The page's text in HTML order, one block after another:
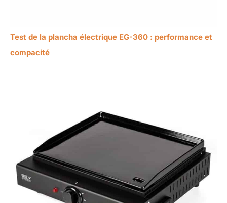
Test de la plancha électrique EG-360 : performance et
compacité